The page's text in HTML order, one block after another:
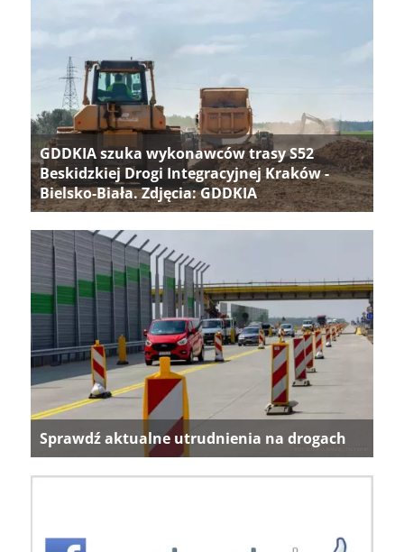
GDDKIA szuka wykonawców trasy S52
Beskidzkiej Drogi Integracyjnej Kraków -
Bielsko-Biała. Zdjęcia: GDDKIA
Sprawdź aktualne utrudnienia na drogach